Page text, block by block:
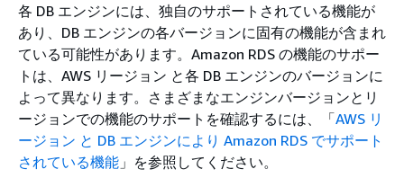
各 DB エンジンには、独自のサポートされている機能が
あり、DB エンジンの各バージョンに固有の機能が含まれ
ている可能性があります。Amazon RDS の機能のサポー
トは、AWS リージョン と各 DB エンジンのバージョンに
よって異なります。さまざまなエンジンバージョンとリ
ージョンでの機能のサポートを確認するには、「AWS リ
ージョン と DB エンジンにより Amazon RDS でサポート
されている機能 」を参照してください。